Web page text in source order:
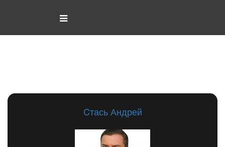
Cтась Андрей